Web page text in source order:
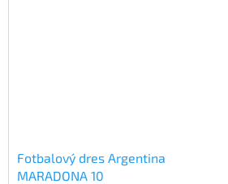
Fotbalový dres Argentina
MARADONA 10